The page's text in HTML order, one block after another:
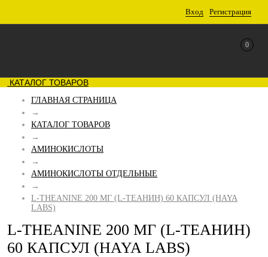
Вход Регистрация
0
КАТАЛОГ ТОВАРОВ
ГЛАВНАЯ СТРАНИЦА
→
КАТАЛОГ ТОВАРОВ
→
АМИНОКИСЛОТЫ
→
АМИНОКИСЛОТЫ ОТДЕЛЬНЫЕ
→
L-THEANINE 200 МГ (L-ТЕАНИН) 60 КАПСУЛ (HAYA
LABS)
L-THEANINE 200 МГ (L-ТЕАНИН)
60 КАПСУЛ (HAYA LABS)